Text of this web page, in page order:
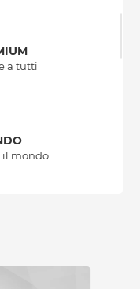
a tutti
il mondo